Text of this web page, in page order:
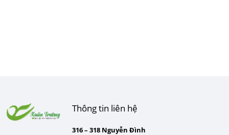
Thông tin liên hệ
316 – 318 Nguyễn Đình